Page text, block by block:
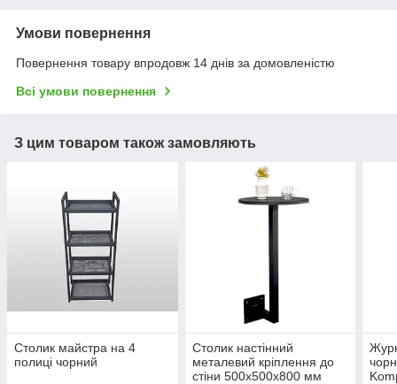
Умови повернення
Повернення товару впродовж 14 днів за домовленістю
Всі умови повернення
З цим товаром також замовляють
Столик майстра на 4
полиці чорний
Столик настінний
металевий кріплення до
стіни 500х500х800 мм